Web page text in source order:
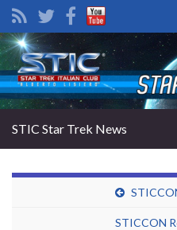
Search for:
STIC Star Trek News
STICCON